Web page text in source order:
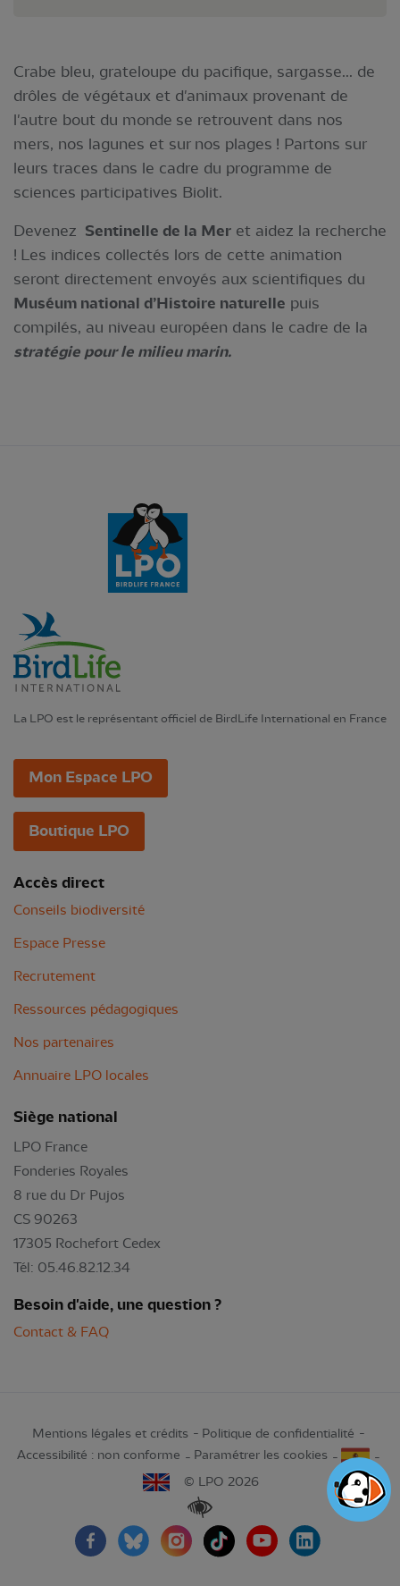
Crabe bleu, grateloupe du pacifique, sargasse... de
drôles de végétaux et d'animaux provenant de
l'autre bout du monde se retrouvent dans nos
mers, nos lagunes et sur nos plages ! Partons sur
leurs traces dans le cadre du programme de
sciences participatives Biolit.
Devenez Sentinelle de la Mer et aidez la recherche
! Les indices collectés lors de cette animation
seront directement envoyés aux scientifiques du
Muséum national d’Histoire naturelle puis
compilés, au niveau européen dans le cadre de la
stratégie pour le milieu marin.
La LPO est le représentant officiel de BirdLife International en France
Mon Espace LPO
Boutique LPO
Accès direct
Conseils biodiversité
Espace Presse
Recrutement
Ressources pédagogiques
Nos partenaires
Annuaire LPO locales
Siège national
LPO France
Fonderies Royales
8 rue du Dr Pujos
CS 90263
17305 Rochefort Cedex
Tél: 05.46.82.12.34
Besoin d'aide, une question ?
Contact & FAQ
Mentions légales et crédits
Politique de confidentialité
Accessibilité : non conforme
Paramétrer les cookies
© LPO 2026
Renforcer les contrastes